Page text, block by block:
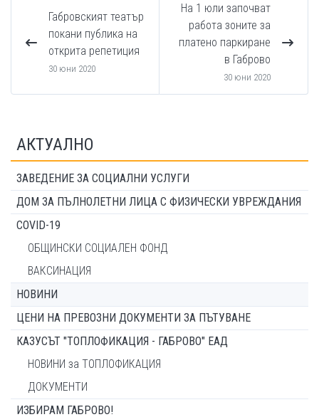
Габровският театър
покани публика на
открита репетиция
30 юни 2020
На 1 юли започват
работа зоните за
платено паркиране
в Габрово
30 юни 2020
АКТУАЛНО
ЗАВЕДЕНИЕ ЗА СОЦИАЛНИ УСЛУГИ
ДОМ ЗА ПЪЛНОЛЕТНИ ЛИЦА С ФИЗИЧЕСКИ УВРЕЖДАНИЯ
COVID-19
ОБЩИНСКИ СОЦИАЛЕН ФОНД
ВАКСИНАЦИЯ
НОВИНИ
ЦЕНИ НА ПРЕВОЗНИ ДОКУМЕНТИ ЗА ПЪТУВАНЕ
КАЗУСЪТ "ТОПЛОФИКАЦИЯ - ГАБРОВО" ЕАД
НОВИНИ за ТОПЛОФИКАЦИЯ
ДОКУМЕНТИ
ИЗБИРАМ ГАБРОВО!